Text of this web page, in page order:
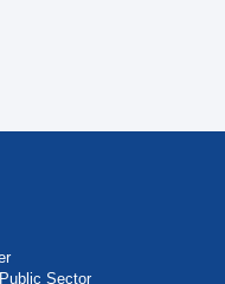
Sector